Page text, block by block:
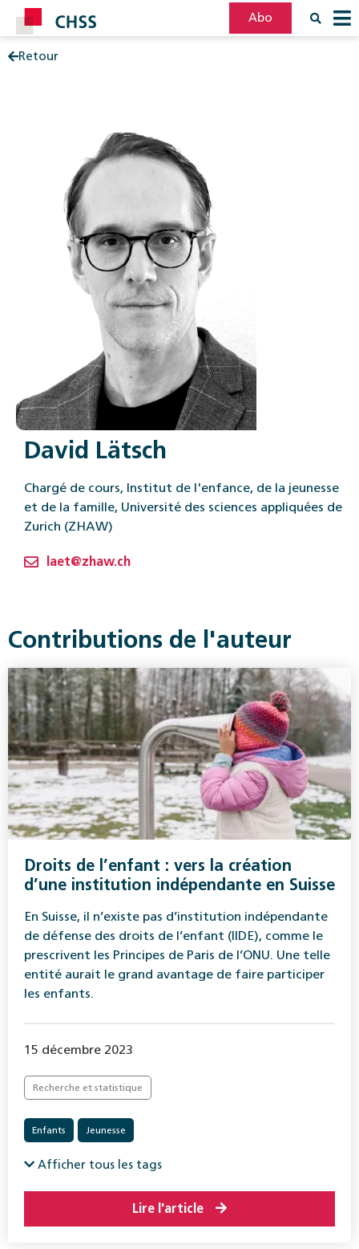
Abo
Retour
David Lätsch
Chargé de cours, Institut de l'enfance, de la jeunesse
et de la famille, Université des sciences appliquées de
Zurich (ZHAW)
laet@zhaw.ch
Contributions de l'auteur
Droits de l’enfant : vers la création
d’une institution indépendante en Suisse
En Suisse, il n’existe pas d’institution indépendante
de défense des droits de l’enfant (IIDE), comme le
prescrivent les Principes de Paris de l’ONU. Une telle
entité aurait le grand avantage de faire participer
les enfants.
15 décembre 2023
Recherche et statistique
Enfants Jeunesse
Protection de l’enfance et de la jeunesse
Afficher tous les tags
Lire l'article